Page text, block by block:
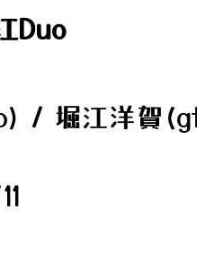
Duo
/ 堀江洋賀